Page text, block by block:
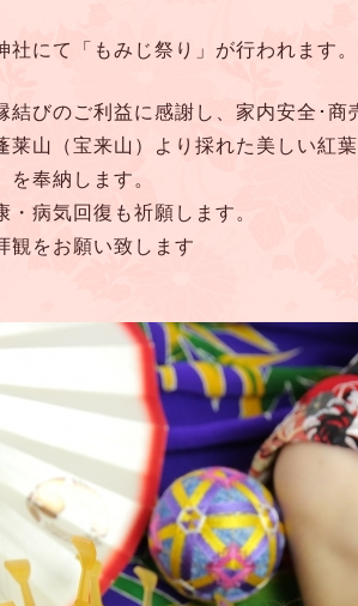
にて「もみじ祭り」が行われます。
結びのご利益に感謝し、家内安全･商
莱山（宝来山）より採れた美しい紅
奉納します。
病気回復も祈願します。
をお願い致します